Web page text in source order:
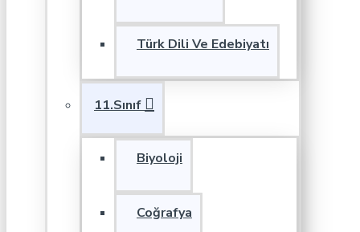
Türk Dili Ve Edebiyatı
11.Sınıf
Biyoloji
Coğrafya